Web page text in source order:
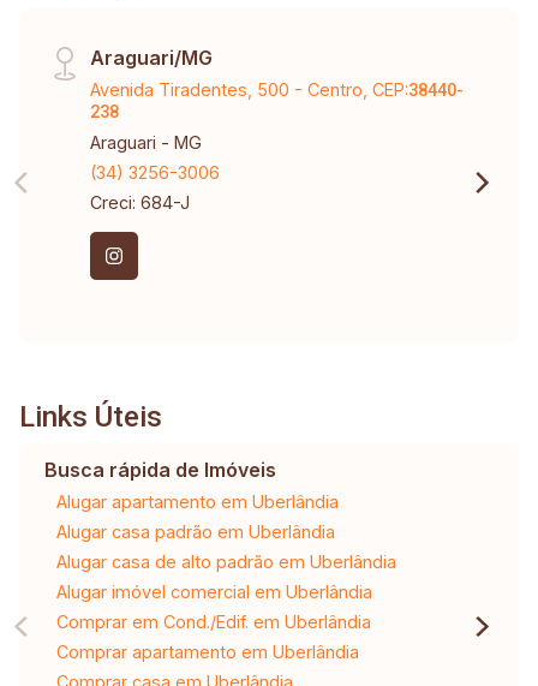
Araguari/MG
Avenida Tiradentes, 500 - Centro, CEP:38440-
238
Araguari - MG
(34) 3256-3006
Creci: 684-J
Links Úteis
Busca rápida de Imóveis
Alugar apartamento em Uberlândia
Alugar casa padrão em Uberlândia
Alugar casa de alto padrão em Uberlândia
Alugar imóvel comercial em Uberlândia
Comprar em Cond./Edif. em Uberlândia
Comprar apartamento em Uberlândia
Comprar casa em Uberlândia